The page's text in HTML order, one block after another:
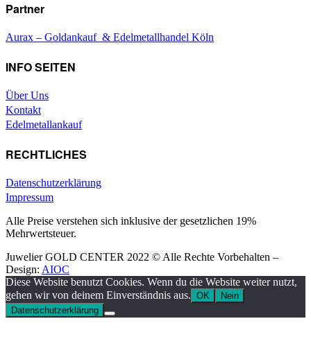
Partner
Aurax – Goldankauf & Edelmetallhandel Köln
INFO SEITEN
Über Uns
Kontakt
Edelmetallankauf
RECHTLICHES
Datenschutzerklärung
Impressum
Alle Preise verstehen sich inklusive der gesetzlichen 19%
Mehrwertsteuer.
Juwelier GOLD CENTER 2022 © Alle Rechte Vorbehalten –
Design: AIOC
Diese Website benutzt Cookies. Wenn du die Website weiter nutzt,
gehen wir von deinem Einverständnis aus. OK
Nein
Datenschutzerklärung